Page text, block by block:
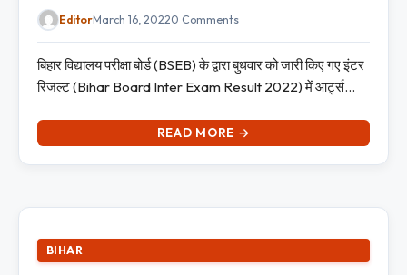
EditorMarch 16, 20220 Comments
बिहार विद्यालय परीक्षा बोर्ड (BSEB) के द्वारा बुधवार को जारी किए गए इंटर
रिजल्ट (Bihar Board Inter Exam Result 2022) में आर्ट्स…
READ MORE →
BIHAR